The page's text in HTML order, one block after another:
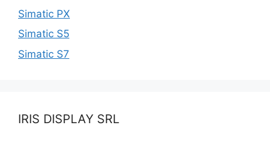
Simatic PX
Simatic S5
Simatic S7
IRIS DISPLAY SRL